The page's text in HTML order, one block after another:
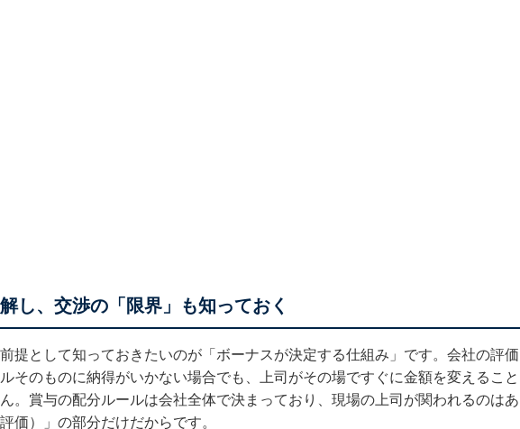
し、交渉の「限界」も知っておく
提として知っておきたいのが「ボーナスが決定する仕組み」です。会社の評価
そのものに納得がいかない場合でも、上司がその場ですぐに金額を変えること
。賞与の配分ルールは会社全体で決まっており、現場の上司が関われるのはあ
価）」の部分だけだからです。